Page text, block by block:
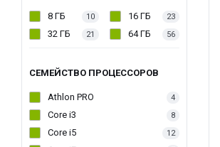
8 ГБ 10 16 ГБ 23
32 ГБ 21 64 ГБ 56
СЕМЕЙСТВО ПРОЦЕССОРОВ
Athlon PRO 4
Core i3 8
Core i5 12